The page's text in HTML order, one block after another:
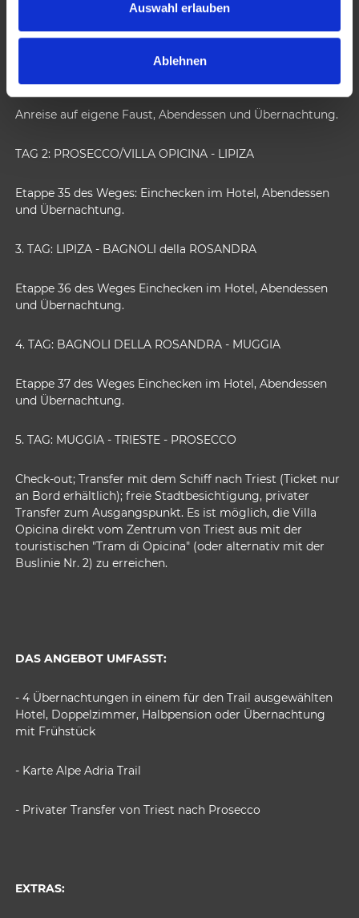
Auswahl erlauben
Ablehnen
4 NÄCHTE - 5 TAGE
Anreise auf eigene Faust, Abendessen und Übernachtung.
TAG 2: PROSECCO/VILLA OPICINA - LIPIZA
Etappe 35 des Weges: Einchecken im Hotel, Abendessen
und Übernachtung.
3. TAG: LIPIZA - BAGNOLI della ROSANDRA
Etappe 36 des Weges Einchecken im Hotel, Abendessen
und Übernachtung.
4. TAG: BAGNOLI DELLA ROSANDRA - MUGGIA
Etappe 37 des Weges Einchecken im Hotel, Abendessen
und Übernachtung.
5. TAG: MUGGIA - TRIESTE - PROSECCO
Check-out; Transfer mit dem Schiff nach Triest (Ticket nur
an Bord erhältlich); freie Stadtbesichtigung, privater
Transfer zum Ausgangspunkt. Es ist möglich, die Villa
Opicina direkt vom Zentrum von Triest aus mit der
touristischen "Tram di Opicina" (oder alternativ mit der
Buslinie Nr. 2) zu erreichen.
DAS ANGEBOT UMFASST:
- 4 Übernachtungen in einem für den Trail ausgewählten
Hotel, Doppelzimmer, Halbpension oder Übernachtung
mit Frühstück
- Karte Alpe Adria Trail
- Privater Transfer von Triest nach Prosecco
EXTRAS: